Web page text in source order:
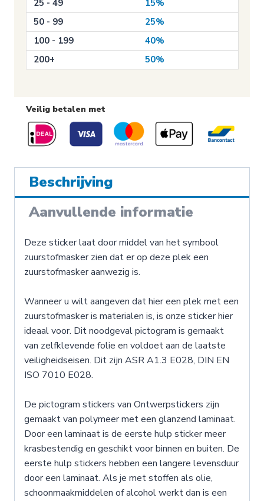
25 - 49
15%
50 - 99
25%
100 - 199
40%
200+
50%
Veilig betalen met
Beschrijving
Aanvullende informatie
Deze sticker laat door middel van het symbool
zuurstofmasker zien dat er op deze plek een
zuurstofmasker aanwezig is.
Wanneer u wilt aangeven dat hier een plek met een
zuurstofmasker is materialen is, is onze sticker hier
ideaal voor. Dit noodgeval pictogram is gemaakt
van zelfklevende folie en voldoet aan de laatste
veiligheidseisen. Dit zijn ASR A1.3 E028, DIN EN
ISO 7010 E028.
De pictogram stickers van Ontwerpstickers zijn
gemaakt van polymeer met een glanzend laminaat.
Door een laminaat is de eerste hulp sticker meer
krasbestendig en geschikt voor binnen en buiten. De
eerste hulp stickers hebben een langere levensduur
door een laminaat. Als je met stoffen als olie,
schoonmaakmiddelen of alcohol werkt dan is een